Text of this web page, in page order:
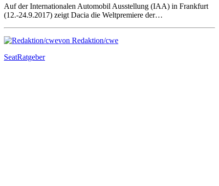
Auf der Internationalen Automobil Ausstellung (IAA) in Frankfurt
(12.-24.9.2017) zeigt Dacia die Weltpremiere der…
von Redaktion/cwe
SeatRatgeber